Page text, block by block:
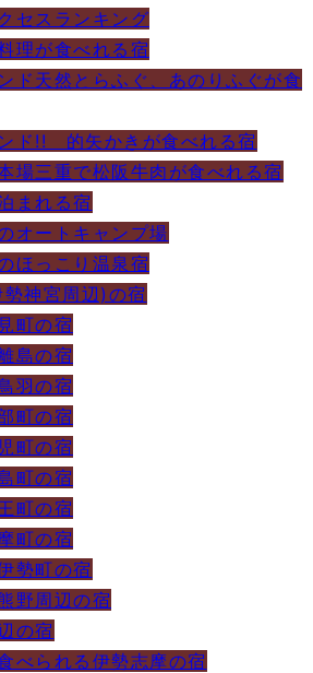
セスランキング
理が食べれる宿
ド天然とらふぐ、あのりふぐが食
ド!! 的矢かきが食べれる宿
場三重で松阪牛肉が食べれる宿
まれる宿
オートキャンプ場
ほっこり温泉宿
神宮周辺)の宿
町の宿
島の宿
羽の宿
町の宿
町の宿
町の宿
町の宿
町の宿
勢町の宿
野周辺の宿
の宿
べられる伊勢志摩の宿